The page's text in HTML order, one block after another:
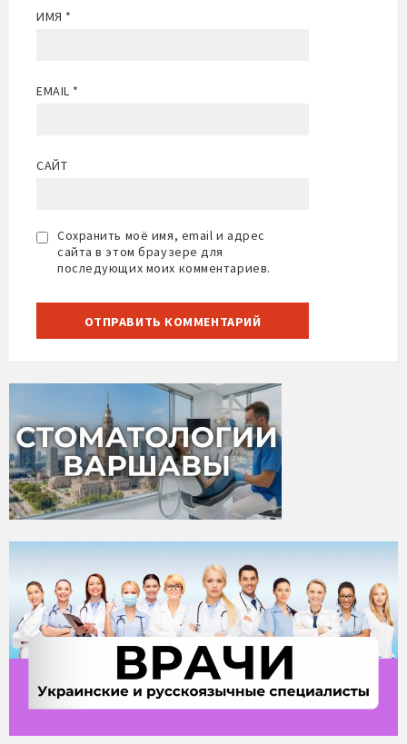
ИМЯ *
EMAIL *
САЙТ
Сохранить моё имя, email и адрес
сайта в этом браузере для
последующих моих комментариев.